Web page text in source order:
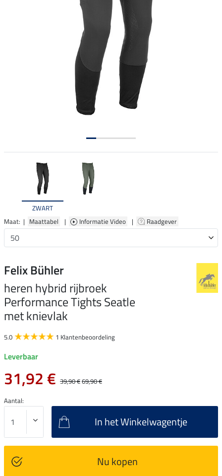
ZWART
Maat: | Maattabel | Informatie Video | Raadgever
Felix Bühler
heren hybrid rijbroek
Performance Tights Seatle
met knievlak
5.0 1 Klantenbeoordeling
Leverbaar
31,92 € 39,90 €69,90 €
Aantal:
In het Winkelwagentje
Nu kopen